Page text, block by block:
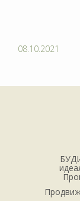
08.10.2021